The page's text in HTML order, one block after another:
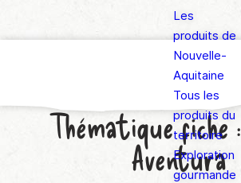
Les
produits de
Nouvelle-
Aquitaine
Tous les
produits du
territoire
Exploration
gourmande
Thématique fiche :
Aventura